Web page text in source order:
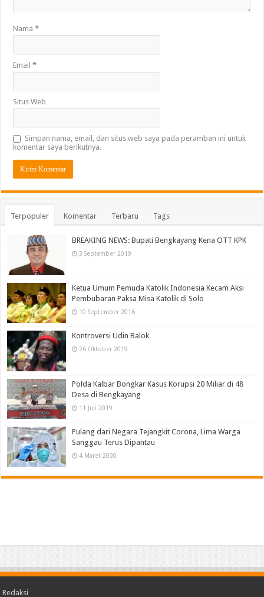
Nama*
Email*
Situs Web
Simpan nama, email, dan situs web saya pada peramban ini untuk
komentar saya berikutnya.
Terpopuler Komentar Terbaru Tags
BREAKING NEWS: Bupati Bengkayang Kena OTT KPK
3 September 2019
Ketua Umum Pemuda Katolik Indonesia Kecam Aksi
Pembubaran Paksa Misa Katolik di Solo
10 September 2016
Kontroversi Udin Balok
26 Oktober 2019
Polda Kalbar Bongkar Kasus Korupsi 20 Miliar di 48
Desa di Bengkayang
11 Juli 2019
Pulang dari Negara Tejangkit Corona, Lima Warga
Sanggau Terus Dipantau
4 Maret 2020
Redaksi